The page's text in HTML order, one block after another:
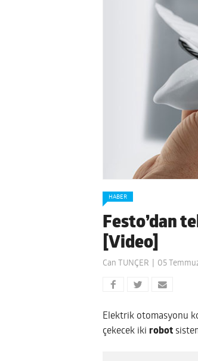
HABER
Festo’dan
[Video]
Can TUNÇER 05
Elektrik otomasyonu
çekecek iki robot